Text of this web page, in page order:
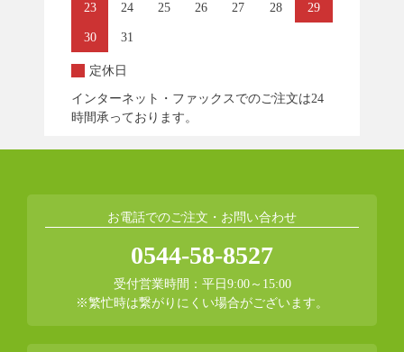
23 24 25 26 27 28 29
30 31
定休日
インターネット・ファックスでのご注文は24
時間承っております。
お電話でのご注文・お問い合わせ
0544-58-8527
受付営業時間：平日9:00～15:00
※繁忙時は繋がりにくい場合がございます。